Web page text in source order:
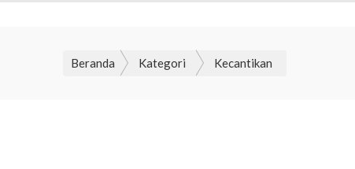
Beranda Kategori Kecantikan